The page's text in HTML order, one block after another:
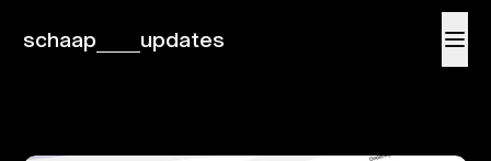
schaap updates